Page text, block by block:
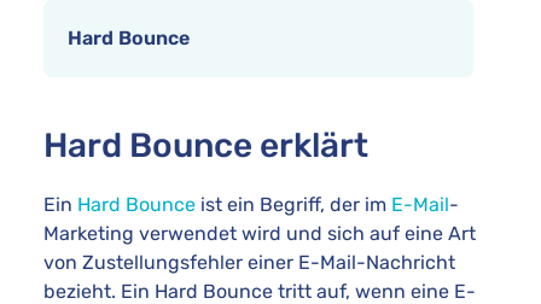
Hard Bounce
Hard Bounce erklärt
Ein Hard Bounce ist ein Begriff, der im E-Mail-
Marketing verwendet wird und sich auf eine Art
von Zustellungsfehler einer E-Mail-Nachricht
bezieht. Ein Hard Bounce tritt auf, wenn eine E-